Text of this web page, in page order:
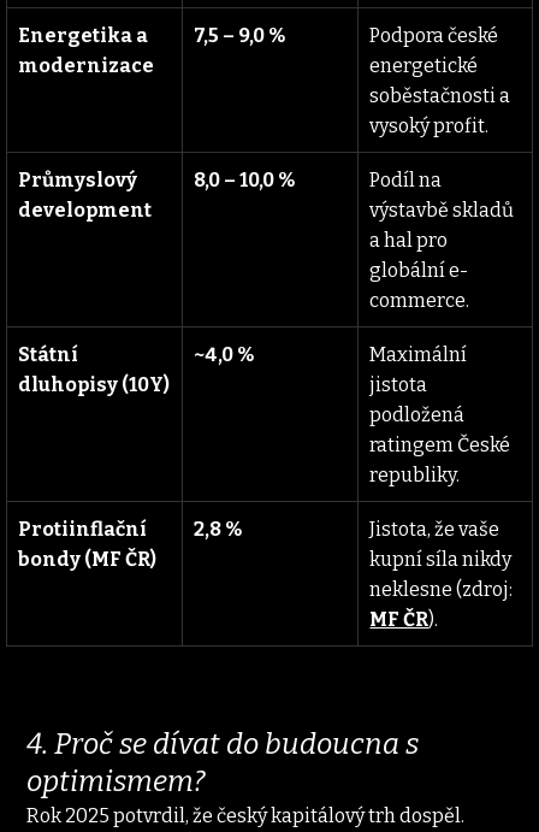
Energetika a
modernizace
7,5 – 9,0 %
Podpora české
energetické
soběstačnosti a
vysoký profit.
Průmyslový
development
8,0 – 10,0 %
Podíl na
výstavbě skladů
a hal pro
globální e-
commerce.
Státní
dluhopisy (10Y)
~4,0 %
Maximální
jistota
podložená
ratingem České
republiky.
Protiinflační
bondy (MF ČR)
2,8 %
Jistota, že vaše
kupní síla nikdy
neklesne (zdroj:
MF ČR).
4. Proč se dívat do budoucna s
optimismem?
Rok 2025 potvrdil, že český kapitálový trh dospěl.